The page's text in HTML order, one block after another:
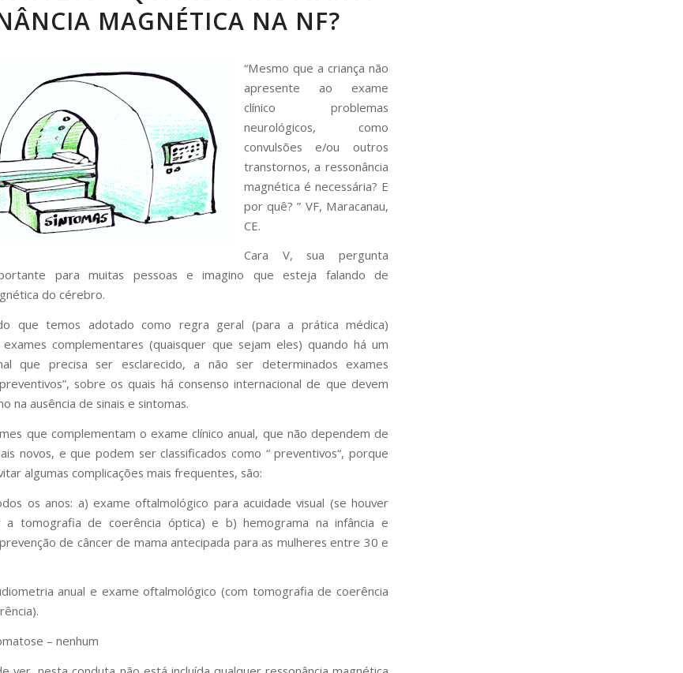
MAGNÉTICA NA NF?
“Mesmo que a criança não
apresente ao exame
clínico problemas
neurológicos, como
convulsões e/ou outros
transtornos, a ressonância
magnética é necessária? E
por quê?” VF, Maracanau,
CE.
Cara V, sua pergunta
para muitas pessoas e imagino que esteja falando de
do cérebro.
que temos adotado como regra geral (para a prática médica)
complementares (quaisquer que sejam eles) quando há um
que precisa ser esclarecido, a não ser determinados exames
sobre os quais há consenso internacional de que devem
na ausência de sinais e sintomas.
que complementam o exame clínico anual, que não dependem de
novos, e que podem ser classificados como “ preventivos“, porque
algumas complicações mais frequentes, são:
os anos: a) exame oftalmológico para acuidade visual (se houver
a tomografia de coerência óptica) e b) hemograma na infância e
de câncer de mama antecipada para as mulheres entre 30 e
anual e exame oftalmológico (com tomografia de coerência
– nenhum